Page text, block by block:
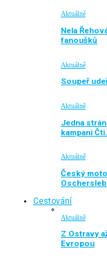
Aktuálně
Nela
fanoušků
Aktuálně
Soupeř
Aktuálně
Jedna
kampani
Aktuálně
Český
Cestování
Aktuálně
Z Ostravy
Evropou